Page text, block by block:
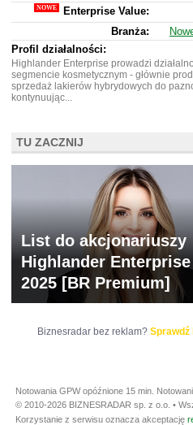
Enterprise Value:
Branża:
Profil działalności:
Highlander Enterprise prowadzi
segmencie kosmetycznym - głównie
sprzedaż lakierów hybrydowych do
kontynuując...
TU ZACZNIJ
List do akcjonariuszy
Highlander Enterprise
2025 [BR Premium]
Biznesradar bez reklam? Sprawdź
Notowania GPW opóźnione 15 min.
© 2010-2026 BIZNESRADAR sp. z o.o. •
Korzystanie z serwisu oznacza akceptację